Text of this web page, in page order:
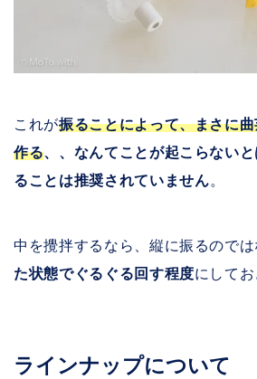
これが振ることによって、まさに
作る、、なんてことが起こらない
ることは推奨されていません。
中を攪拌するなら、縦に振るので
た状態でぐるぐる回す程度にしてお
ラインナップについて